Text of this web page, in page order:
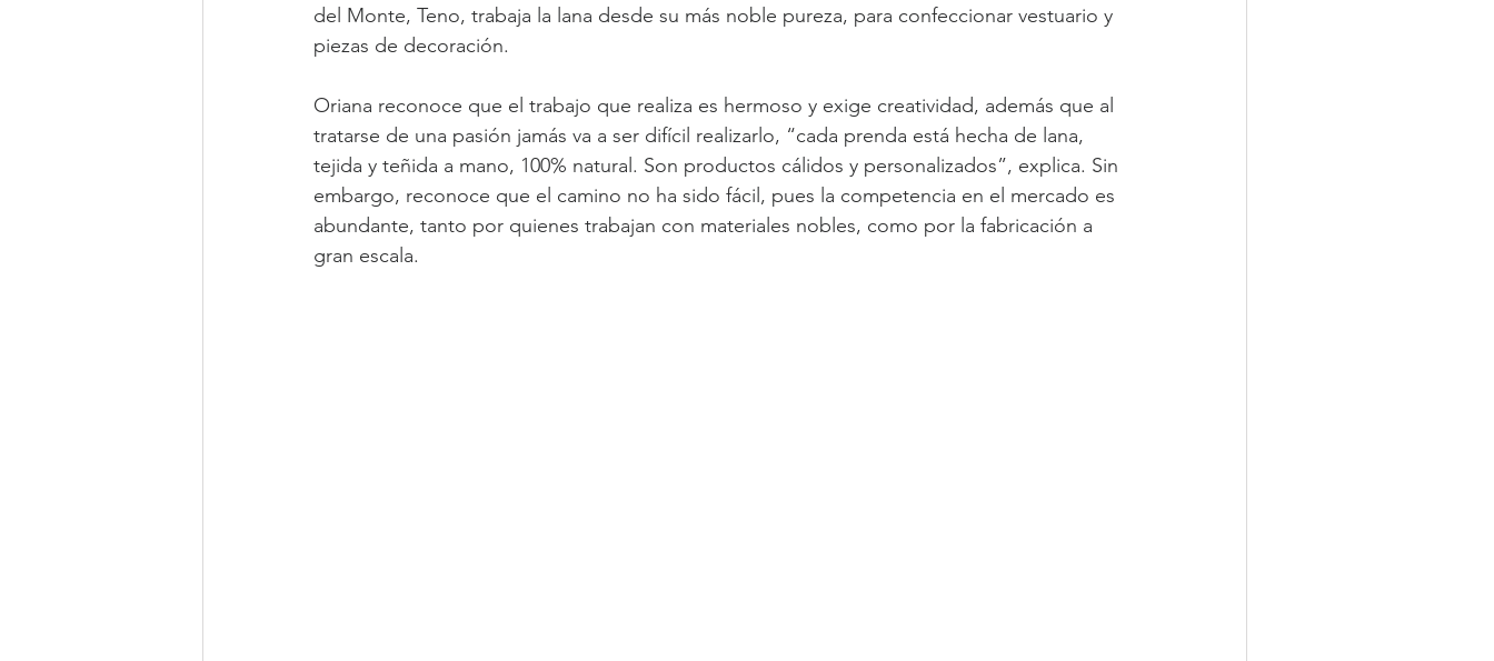
del Monte, Teno, trabaja la lana desde su más noble pureza, para confeccionar vestuario y
piezas de decoración.
Oriana reconoce que el trabajo que realiza es hermoso y exige creatividad, además que al
tratarse de una pasión jamás va a ser difícil realizarlo, “cada prenda está hecha de lana,
tejida y teñida a mano, 100% natural. Son productos cálidos y personalizados”, explica. Sin
embargo, reconoce que el camino no ha sido fácil, pues la competencia en el mercado es
abundante, tanto por quienes trabajan con materiales nobles, como por la fabricación a
gran escala.